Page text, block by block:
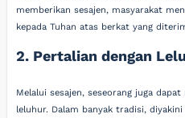
memberikan sesajen, masyarakat
kepada Tuhan atas berkat yang
2. Pertalian dengan
Melalui sesajen, seseorang juga
leluhur. Dalam banyak tradisi,